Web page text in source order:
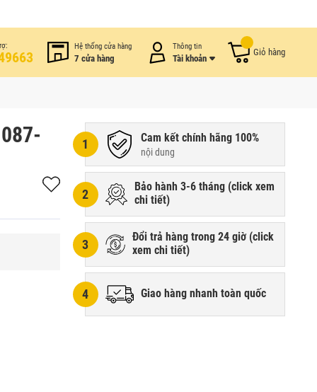
Hệ thống cửa hàng
7 cửa hàng
Thông tin
Tài khoản
Giỏ hàng
1 Cam kết chính hãng 100%
nội dung
2 Bảo hành 3-6 tháng (click xem
chi tiết)
3 Đổi trả hàng trong 24 giờ (click
xem chi tiết)
4 Giao hàng nhanh toàn quốc